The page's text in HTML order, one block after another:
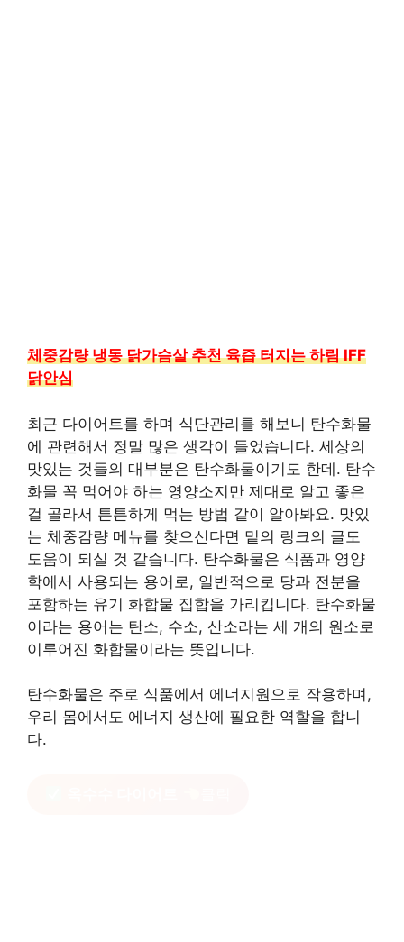
체중감량 냉동 닭가슴살 추천 육즙 터지는 하림 IFF
닭안심
최근 다이어트를 하며 식단관리를 해보니 탄수화물
에 관련해서 정말 많은 생각이 들었습니다. 세상의
맛있는 것들의 대부분은 탄수화물이기도 한데. 탄수
화물 꼭 먹어야 하는 영양소지만 제대로 알고 좋은
걸 골라서 튼튼하게 먹는 방법 같이 알아봐요. 맛있
는 체중감량 메뉴를 찾으신다면 밑의 링크의 글도
도움이 되실 것 같습니다. 탄수화물은 식품과 영양
학에서 사용되는 용어로, 일반적으로 당과 전분을
포함하는 유기 화합물 집합을 가리킵니다. 탄수화물
이라는 용어는 탄소, 수소, 산소라는 세 개의 원소로
이루어진 화합물이라는 뜻입니다.
탄수화물은 주로 식품에서 에너지원으로 작용하며,
우리 몸에서도 에너지 생산에 필요한 역할을 합니
다.